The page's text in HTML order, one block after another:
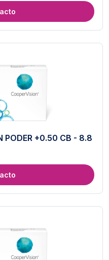
PODER +0.50 CB - 8.8